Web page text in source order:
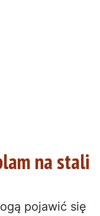
na stali
pojawić się